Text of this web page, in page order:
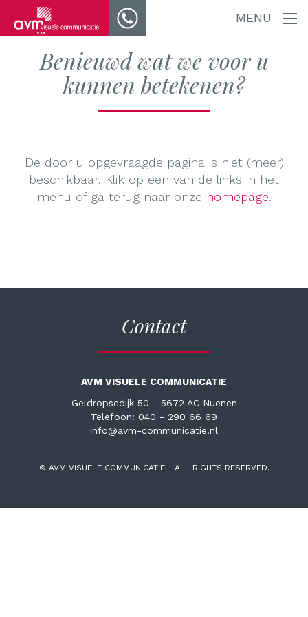
MENU
Benieuwd wat we voor u
kunnen betekenen?
De door u opgevraagde pagina is niet (meer)
beschikbaar. Klik op een van de links in het
menu of ga terug naar onze homepage.
Contact
AVM VISUELE COMMUNICATIE
Geldropsedijk 50 - 5672 AC Nuenen
Telefoon: 040 - 290 66 69
info@avm-communicatie.nl
© AVM VISUELE COMMUNICATIE - ALL RIGHTS RESERVED.